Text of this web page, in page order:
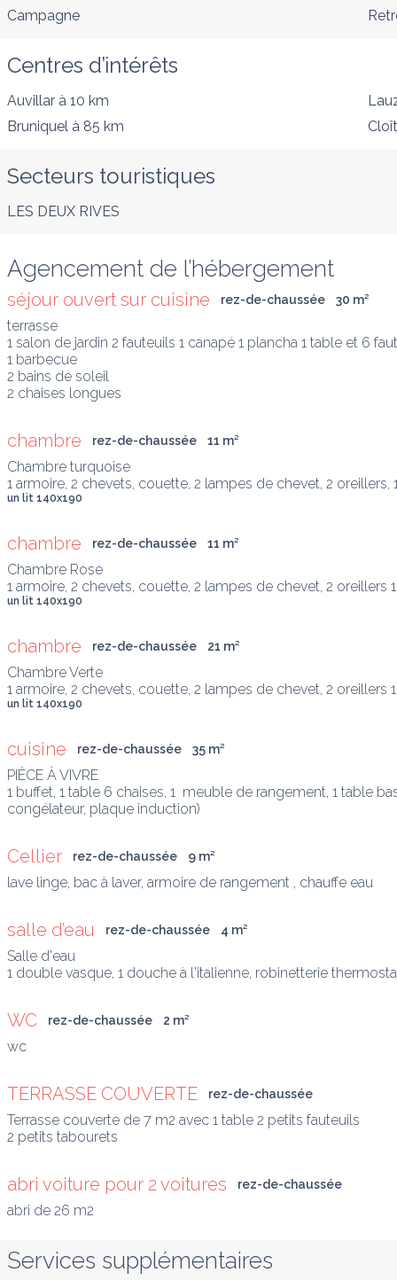
Campagne
Centres d’intérêts
Auvillar à 10 km
Bruniquel à 85 km
Secteurs touristiques
LES DEUX RIVES
Agencement de l’hébergement
séjour ouvert sur cuisine rez-de-chaussée 30 m²
terrasse
1 salon de jardin 2 fauteuils 1 canapé 1 plancha 1 table et 6
1 barbecue
2 bains de soleil
2 chaises longues
chambre rez-de-chaussée 11 m²
Chambre turquoise
1 armoire, 2 chevets, couette, 2 lampes de chevet, 2 oreillers,
un lit 140x190
chambre rez-de-chaussée 11 m²
Chambre Rose
1 armoire, 2 chevets, couette, 2 lampes de chevet, 2 oreillers
un lit 140x190
chambre rez-de-chaussée 21 m²
Chambre Verte
1 armoire, 2 chevets, couette, 2 lampes de chevet, 2 oreillers
un lit 140x190
cuisine rez-de-chaussée 35 m²
PIÈCE À VIVRE
1 buffet, 1 table 6 chaises, 1  meuble de rangement, 1 table
congélateur, plaque induction)
Cellier rez-de-chaussée 9 m²
lave linge, bac à laver, armoire de rangement , chauffe eau
salle d’eau rez-de-chaussée 4 m²
Salle d'eau
1 double vasque, 1 douche à l'italienne, robinetterie
WC rez-de-chaussée 2 m²
TERRASSE COUVERTE rez-de-chaussée
Terrasse couverte de 7 m2 avec 1 table 2 petits fauteuils
2 petits tabourets
abri voiture pour 2 voitures rez-de-chaussée
abri de 26 m2
Services supplémentaires